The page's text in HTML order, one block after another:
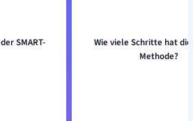
SMART-
Wie viele Schritte hat die
Methode?